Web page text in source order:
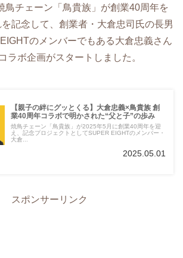
鳥チェーン「鳥貴族」が創業40周年を
記念して、創業者・大倉忠司氏の長男
のメンバーでもある大倉忠義さん
ラボ企画がスタートしました。​
【親子の絆にグッとくる】大倉忠義×鳥貴族 創
業40周年コラボで明かされた“父と子”の歩み
焼鳥チェーン「鳥貴族」が2025年5月に創業40周年を迎
え、記念プロジェクトとしてSUPER EIGHTのメンバー・
大倉...
2025.05.01
スポンサーリンク